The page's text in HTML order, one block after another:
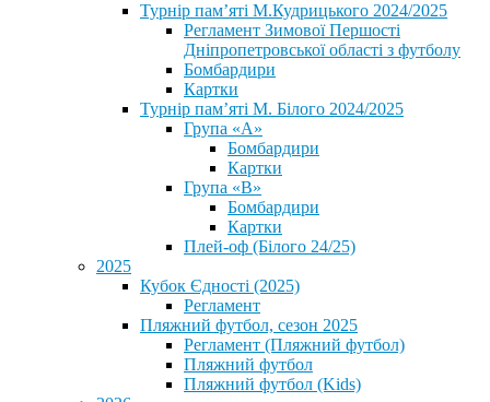
Турнір пам’яті М.Кудрицького 2024/2025
Регламент Зимової Першості
Дніпропетровської області з футболу
Бомбардири
Картки
Турнір пам’яті М. Білого 2024/2025
Група «А»
Бомбардири
Картки
Група «В»
Бомбардири
Картки
Плей-оф (Білого 24/25)
2025
Кубок Єдності (2025)
Регламент
Пляжний футбол, сезон 2025
Регламент (Пляжний футбол)
Пляжний футбол
Пляжний футбол (Kids)